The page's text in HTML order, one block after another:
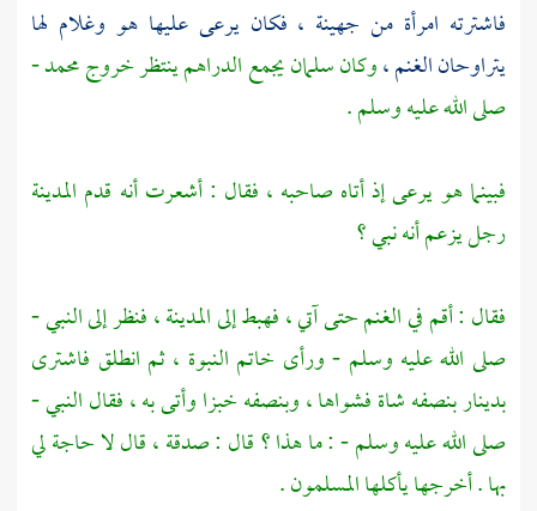
فاشترته امرأة من جهينة ، فكان يرعى عليها هو وغلام لها
يتراوحان الغنم ،وكانسلمانيجمع الدراهم ينتظر خروجمحمد-
صلى الله عليه وسلم .
فبينما هو يرعى إذ أتاه صاحبه ، فقال : أشعرت أنه قدم المدينة
رجل يزعم أنه نبي ؟
فقال : أقم في الغنم حتى آتي ، فهبط إلىالمدينة، فنظر إلى النبي -
صلى الله عليه وسلم - ورأى خاتم النبوة ، ثم انطلق فاشترى
بدينار بنصفه شاة فشواها ، وبنصفه خبزا وأتى به ، فقال النبي -
صلى الله عليه وسلم - : ما هذا ؟ قال : صدقة ، قال لا حاجة لي
بها . أخرجها يأكلها المسلمون .